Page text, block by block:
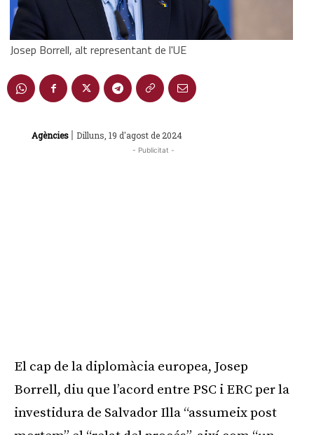
Josep Borrell, alt representant de l'UE
Agències | Dilluns, 19 d'agost de 2024
- Publicitat -
El cap de la diplomàcia europea, Josep
Borrell, diu que l’acord entre PSC i ERC per la
investidura de Salvador Illa “assumeix post